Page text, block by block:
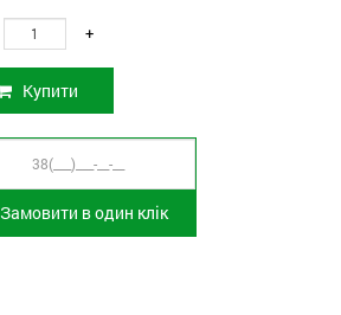
+
Купити
Замовити в один клік